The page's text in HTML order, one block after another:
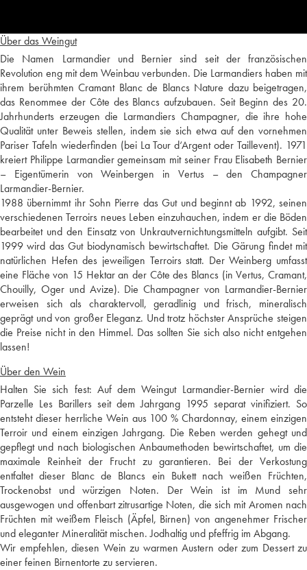
Über das Weingut
Die Namen Larmandier und Bernier sind seit der französischen
Revolution eng mit dem Weinbau verbunden. Die Larmandiers haben mit
ihrem berühmten Cramant Blanc de Blancs Nature dazu beigetragen,
das Renommee der Côte des Blancs aufzubauen. Seit Beginn des 20.
Jahrhunderts erzeugen die Larmandiers Champagner, die ihre hohe
Qualität unter Beweis stellen, indem sie sich etwa auf den vornehmen
Pariser Tafeln wiederfinden (bei La Tour d‘Argent oder Taillevent). 1971
kreiert Philippe Larmandier gemeinsam mit seiner Frau Elisabeth Bernier
– Eigentümerin von Weinbergen in Vertus – den Champagner
Larmandier-Bernier.
1988 übernimmt ihr Sohn Pierre das Gut und beginnt ab 1992, seinen
verschiedenen Terroirs neues Leben einzuhauchen, indem er die Böden
bearbeitet und den Einsatz von Unkrautvernichtungsmitteln aufgibt. Seit
1999 wird das Gut biodynamisch bewirtschaftet. Die Gärung findet mit
natürlichen Hefen des jeweiligen Terroirs statt. Der Weinberg umfasst
eine Fläche von 15 Hektar an der Côte des Blancs (in Vertus, Cramant,
Chouilly, Oger und Avize). Die Champagner von Larmandier-Bernier
erweisen sich als charaktervoll, geradlinig und frisch, mineralisch
geprägt und von großer Eleganz. Und trotz höchster Ansprüche steigen
die Preise nicht in den Himmel. Das sollten Sie sich also nicht entgehen
lassen!
Über den Wein
Halten Sie sich fest: Auf dem Weingut Larmandier-Bernier wird die
Parzelle Les Barillers seit dem Jahrgang 1995 separat vinifiziert. So
entsteht dieser herrliche Wein aus 100 % Chardonnay, einem einzigen
Terroir und einem einzigen Jahrgang. Die Reben werden gehegt und
gepflegt und nach biologischen Anbaumethoden bewirtschaftet, um die
maximale Reinheit der Frucht zu garantieren. Bei der Verkostung
entfaltet dieser Blanc de Blancs ein Bukett nach weißen Früchten,
Trockenobst und würzigen Noten. Der Wein ist im Mund sehr
ausgewogen und offenbart zitrusartige Noten, die sich mit Aromen nach
Früchten mit weißem Fleisch (Äpfel, Birnen) von angenehmer Frischer
und eleganter Mineralität mischen. Jodhaltig und pfeffrig im Abgang.
Wir empfehlen, diesen Wein zu warmen Austern oder zum Dessert zu
einer feinen Birnentorte zu servieren.